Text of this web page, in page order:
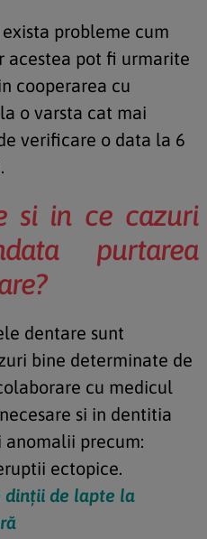
exista probleme cum
acestea pot fi urmarite
cooperarea cu
o varsta cat mai
verificare o data la 6
si in ce cazuri
purtarea
dentare sunt
bine determinate de
cu medicul
si in dentitia
precum:
ectopice.
dinții de lapte la